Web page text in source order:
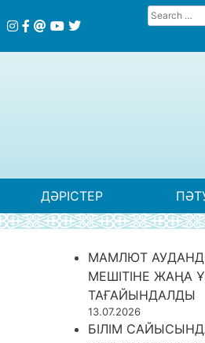
ДӘРІСТЕР
МАМЛЮТ
МЕШІТІНЕ ЖАҢА
ТАҒАЙЫНДАЛДЫ
13.07.2026
БІЛІМ